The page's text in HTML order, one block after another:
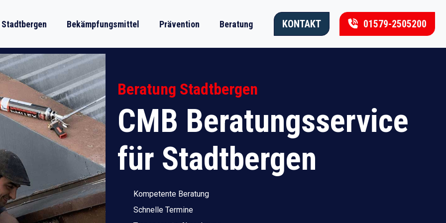
Bekämpfungsmittel Prävention Beratung KONTAKT 01579-2505200
Beratung Stadtbergen
CMB Beratungsservice
für Stadtbergen
Kompetente Beratung
Schnelle Termine